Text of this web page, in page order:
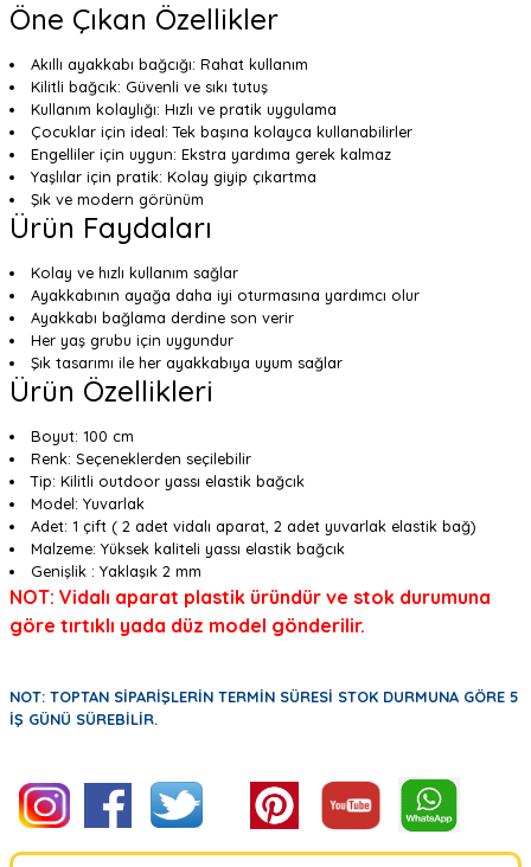
Öne Çıkan Özellikler
Akıllı ayakkabı bağcığı: Rahat kullanım
Kilitli bağcık: Güvenli ve sıkı tutuş
Kullanım kolaylığı: Hızlı ve pratik uygulama
Çocuklar için ideal: Tek başına kolayca kullanabilirler
Engelliler için uygun: Ekstra yardıma gerek kalmaz
Yaşlılar için pratik: Kolay giyip çıkartma
Şık ve modern görünüm
Ürün Faydaları
Kolay ve hızlı kullanım sağlar
Ayakkabının ayağa daha iyi oturmasına yardımcı olur
Ayakkabı bağlama derdine son verir
Her yaş grubu için uygundur
Şık tasarımı ile her ayakkabıya uyum sağlar
Ürün Özellikleri
Boyut: 100 cm
Renk: Seçeneklerden seçilebilir
Tip: Kilitli outdoor yassı elastik bağcık
Model: Yuvarlak
Adet: 1 çift ( 2 adet vidalı aparat, 2 adet yuvarlak elastik bağ)
Malzeme: Yüksek kaliteli yassı elastik bağcık
Genişlik : Yaklaşık 2 mm
NOT: Vidalı aparat plastik üründür ve stok durumuna
göre tırtıklı yada düz model gönderilir.
NOT: TOPTAN SİPARİŞLERİN TERMİN SÜRESİ STOK DURMUNA GÖRE 5
İŞ GÜNÜ SÜREBİLİR.